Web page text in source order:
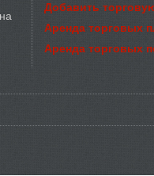
Добавить
Аренда торговых
Аренда торговых